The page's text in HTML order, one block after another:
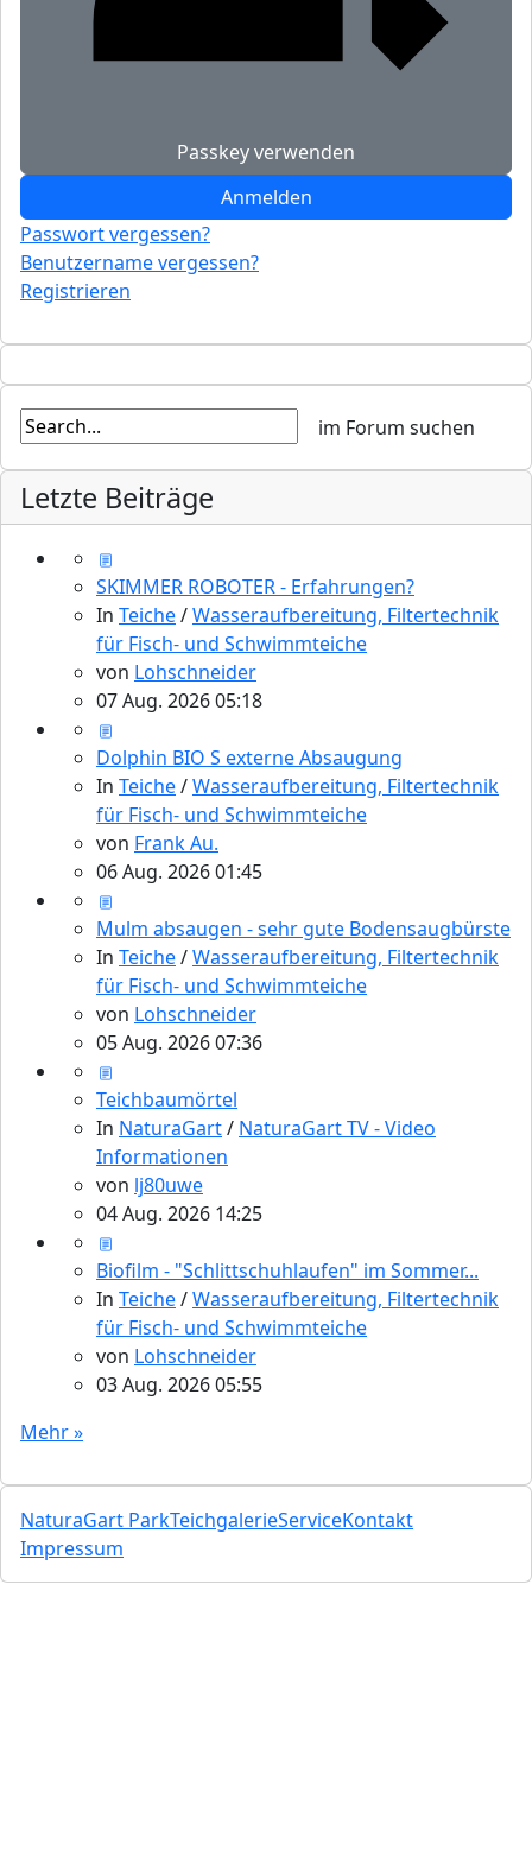
Passkey verwenden
Anmelden
Passwort vergessen?
Benutzername vergessen?
Registrieren
Letzte Beiträge
SKIMMER ROBOTER - Erfahrungen?
In Teiche/Wasseraufbereitung, Filtertechnik
für Fisch- und Schwimmteiche
von Lohschneider
07 Aug. 2026 05:18
Dolphin BIO S externe Absaugung
In Teiche/Wasseraufbereitung, Filtertechnik
für Fisch- und Schwimmteiche
von Frank Au.
06 Aug. 2026 01:45
Mulm absaugen - sehr gute Bodensaugbürste
In Teiche/Wasseraufbereitung, Filtertechnik
für Fisch- und Schwimmteiche
von Lohschneider
05 Aug. 2026 07:36
Teichbaumörtel
In NaturaGart/ NaturaGart TV - Video
Informationen
von lj80uwe
04 Aug. 2026 14:25
Biofilm - "Schlittschuhlaufen" im Sommer...
In Teiche/Wasseraufbereitung, Filtertechnik
für Fisch- und Schwimmteiche
von Lohschneider
03 Aug. 2026 05:55
Mehr »
NaturaGart ParkTeichgalerieServiceKontakt
Impressum